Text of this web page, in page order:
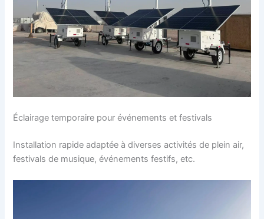
Éclairage temporaire pour événements et festivals
Installation rapide adaptée à diverses activités de plein air,
festivals de musique, événements festifs, etc.